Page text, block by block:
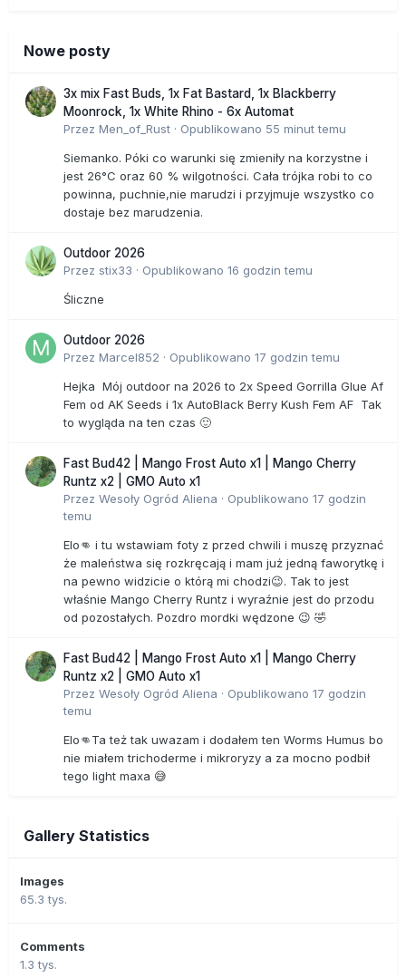
Nowe posty
3x mix Fast Buds, 1x Fat Bastard, 1x Blackberry
Moonrock, 1x White Rhino - 6x Automat
Przez Men_of_Rust · Opublikowano 55 minut temu
Siemanko. Póki co warunki się zmieniły na korzystne i
jest 26°C oraz 60 % wilgotności. Cała trójka robi to co
powinna, puchnie,nie marudzi i przyjmuje wszystko co
dostaje bez marudzenia.
Outdoor 2026
Przez stix33 · Opublikowano 16 godzin temu
Śliczne
Outdoor 2026
Przez Marcel852 · Opublikowano 17 godzin temu
Hejka Mój outdoor na 2026 to 2x Speed Gorrilla Glue Af
Fem od AK Seeds i 1x AutoBlack Berry Kush Fem AF Tak
to wygląda na ten czas 🙂
Fast Bud42 | Mango Frost Auto x1 | Mango Cherry
Runtz x2 | GMO Auto x1
Przez Wesoły Ogród Aliena · Opublikowano 17 godzin
temu
Elo👊 i tu wstawiam foty z przed chwili i muszę przyznać
że maleństwa się rozkręcają i mam już jedną faworytkę i
na pewno widzicie o którą mi chodzi😉. Tak to jest
właśnie Mango Cherry Runtz i wyraźnie jest do przodu
od pozostałych. Pozdro mordki wędzone 😉 🤣
Fast Bud42 | Mango Frost Auto x1 | Mango Cherry
Runtz x2 | GMO Auto x1
Przez Wesoły Ogród Aliena · Opublikowano 17 godzin
temu
Elo👊Ta też tak uwazam i dodałem ten Worms Humus bo
nie miałem trichoderme i mikroryzy a za mocno podbił
tego light maxa 😅
Gallery Statistics
Images
65.3 tys.
Comments
1.3 tys.